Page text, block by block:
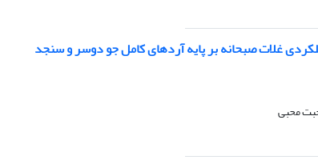
غلات صبحانه بر پایه آرد‌های کامل جو دو‌سر و سنجد
محبی